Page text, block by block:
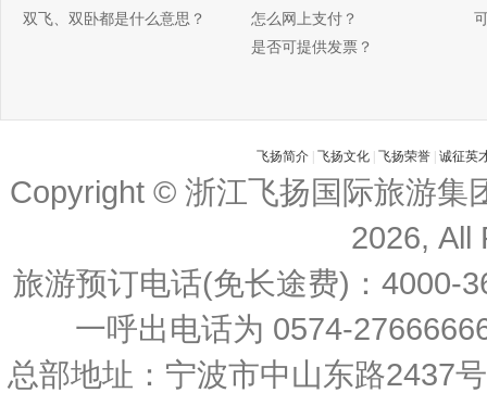
双飞、双卧都是什么意思？
怎么网上支付？
是否可提供发票？
飞扬简介 飞扬文化 飞扬荣誉 诚征英
Copyright © 浙江飞扬国际旅游集
2026, All
旅游预订电话(免长途费)：4000-
一呼出电话为 0574-
总部地址：宁波市中山东路2437